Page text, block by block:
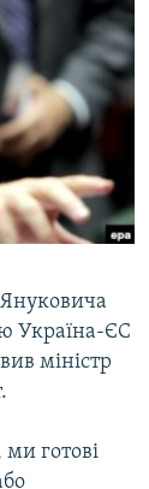
Україна-ЄС
міністр
готові